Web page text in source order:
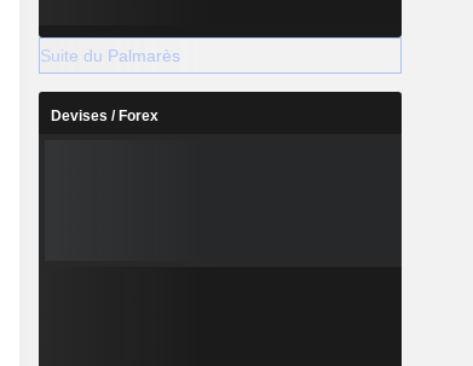
Suite du Palmarès
Devises / Forex